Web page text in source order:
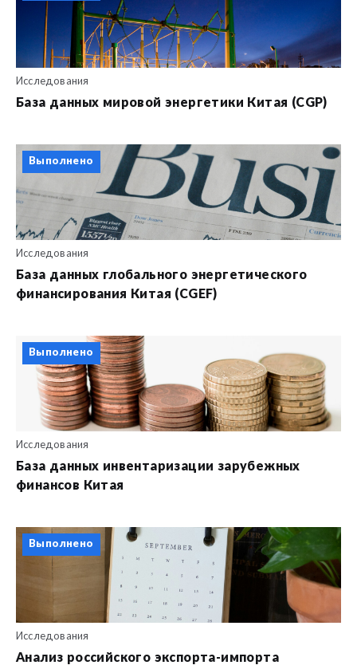
Исследования
База данных мировой энергетики Китая (CGP)
Выполнено
Исследования
База данных глобального энергетического
финансирования Китая (CGEF)
Выполнено
Исследования
База данных инвентаризации зарубежных
финансов Китая
Выполнено
Исследования
Анализ российского экспорта-импорта